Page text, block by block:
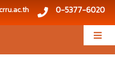
0-5377-6020